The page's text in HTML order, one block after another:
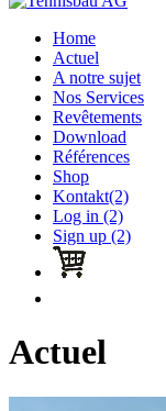
Home
Actuel
A notre sujet
Nos Services
Revêtements
Download
Références
Shop
Kontakt(2)
Log in (2)
Sign up (2)
Actuel